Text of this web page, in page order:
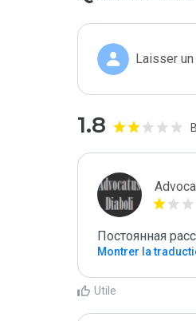
Laisser
1.8
Постоянная
Montrer la
Utile